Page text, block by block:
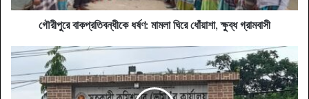
গৌরীপুরে বাকপ্রতিবন্ধীকে ধর্ষণ: মামলা ঘিরে ধোঁয়াশা, ক্ষুব্ধ গ্রামবাসী
আনোয়ারা
কর্মকর্তার